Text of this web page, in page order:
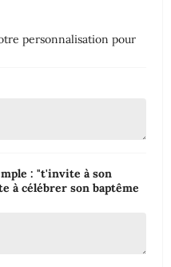
personnalisation pour
: "t'invite à son
à célébrer son baptême